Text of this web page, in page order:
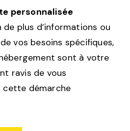
personnalisée
de plus d’informations ou
vos besoins spécifiques,
sont à votre
ravis de vous
cette démarche